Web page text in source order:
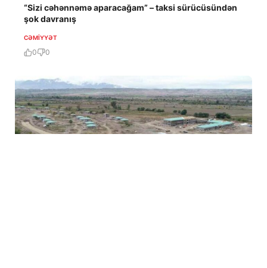
“Sizi cəhənnəmə aparacağam” – taksi sürücüsündən
şok davranış
CƏMIYYƏT
0 0